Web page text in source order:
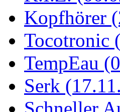
Kopfhörer
Tocotronic
TempEau
Serk